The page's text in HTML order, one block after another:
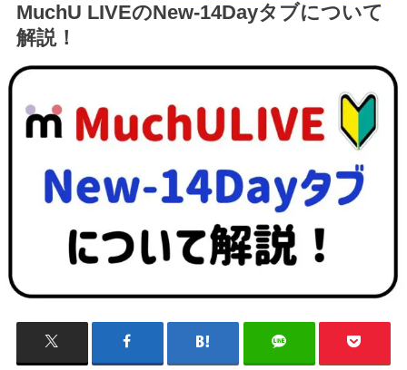
MuchU LIVEのNew-14Dayタブについて
解説！